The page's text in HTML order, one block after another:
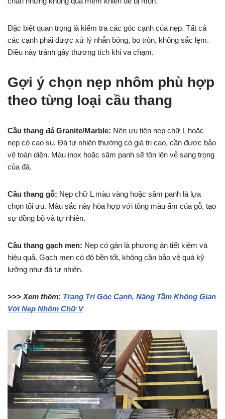
Đặc biệt quan trọng là kiểm tra các góc cạnh của nẹp. Tất cả
các cạnh phải được xử lý nhẵn bóng, bo tròn, không sắc lẹm.
Điều này tránh gây thương tích khi va chạm.
Gợi ý chọn nẹp nhôm phù hợp
theo từng loại cầu thang
Cầu thang đá Granite/Marble: Nên ưu tiên nẹp chữ L hoặc
nẹp có cao su. Đá tự nhiên thường có giá trị cao, cần được bảo
vệ toàn diện. Màu inox hoặc sâm panh sẽ tôn lên vẻ sang trọng
của đá.
Cầu thang gỗ: Nẹp chữ L màu vàng hoặc sâm panh là lựa
chọn tối ưu. Màu sắc này hòa hợp với tông màu ấm của gỗ, tạo
sự đồng bộ và tự nhiên.
Cầu thang gạch men: Nẹp có gân là phương án tiết kiệm và
hiệu quả. Gạch men có độ bền tốt, không cần bảo vệ quá kỹ
lưỡng như đá tự nhiên.
>>> Xem thêm: Trang Trí Góc Cạnh, Nâng Tầm Không Gian
Với Nẹp Nhôm Chữ V